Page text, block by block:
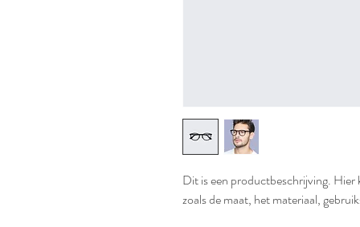
Dit is een productbeschrijving.
zoals de maat, het materiaal,